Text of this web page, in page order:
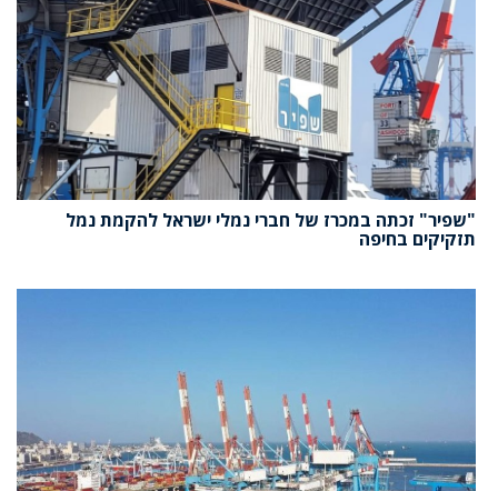
"שפיר" זכתה במכרז של חברי נמלי ישראל להקמת נמל
תזקיקים בחיפה